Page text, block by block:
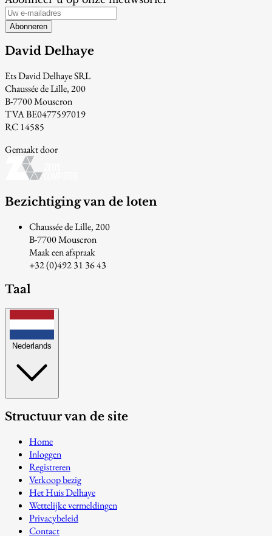
Abonneren
David Delhaye
Ets David Delhaye SRL
Chaussée de Lille, 200
B-7700 Mouscron
TVA BE0477597019
RC 14585
Gemaakt door
Bezichtiging van de loten
Chaussée de Lille, 200
B-7700 Mouscron
Maak een afspraak
+32 (0)492 31 36 43
Taal
Nederlands
Structuur van de site
Home
Inloggen
Registreren
Verkoop bezig
Het Huis Delhaye
Wettelijke vermeldingen
Privacybeleid
Contact